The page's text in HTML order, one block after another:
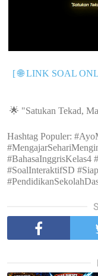
[🌐 LINK SOAL
🌟 "Satukan Tekad,
Hashtag Populer:
#BahasaInggrisKelas4
#SoalInteraktifSD